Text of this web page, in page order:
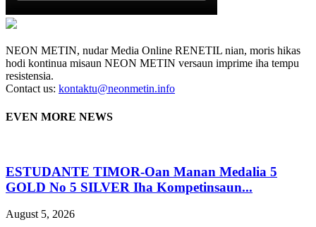
NEON METIN, nudar Media Online RENETIL nian, moris hikas
hodi kontinua misaun NEON METIN versaun imprime iha tempu
resistensia.
Contact us: kontaktu@neonmetin.info
EVEN MORE NEWS
ESTUDANTE TIMOR-Oan Manan Medalia 5
GOLD No 5 SILVER Iha Kompetinsaun...
August 5, 2026